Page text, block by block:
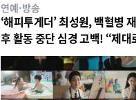
연예·방송
‘해피투게더’ 최성원, 백혈병
후 활동 중단 심경 고백! “제대
있지도 못해. 매우 매우 고통스
다”